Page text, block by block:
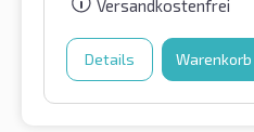
Versandkostenfrei
Details Warenkorb